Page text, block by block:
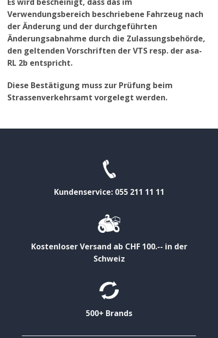
Verwendungsbereich beschriebene Fahrzeug nach
der Änderung und der durchgeführten
Änderungsabnahme durch die Zulassungsbehörde,
den geltenden Vorschriften der VTS resp. der asa-
RL 2b entspricht.
Diese Bestätigung muss zur Prüfung beim
Strassenverkehrsamt vorgelegt werden.
Kundenservice: 055 211 11 11
Kostenloser Versand ab CHF 100.-- in der
Schweiz
500+ Brands